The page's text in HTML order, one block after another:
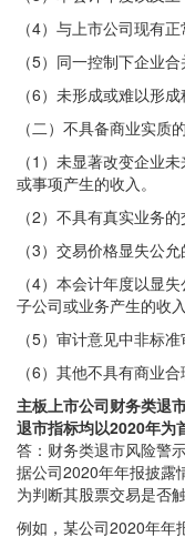
（4）与上市公司现有
（5）同一控制下企业
（6）未形成或难以形
（二）不具备商业实质
（1）未显著改变企业
或事项产生的收入。
（2）不具有真实业务
（3）交易价格显失公
（4）本会计年度以显
子公司或业务产生的收入
（5）审计意见中非标
（6）其他不具有商业
主板上市公司财务类退
退市指标均以2020年为
答：财务类退市风险警
据公司2020年年报披露
为判断其股票交易是否
例如，某公司2020年年